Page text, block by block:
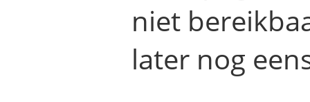
niet
later nog